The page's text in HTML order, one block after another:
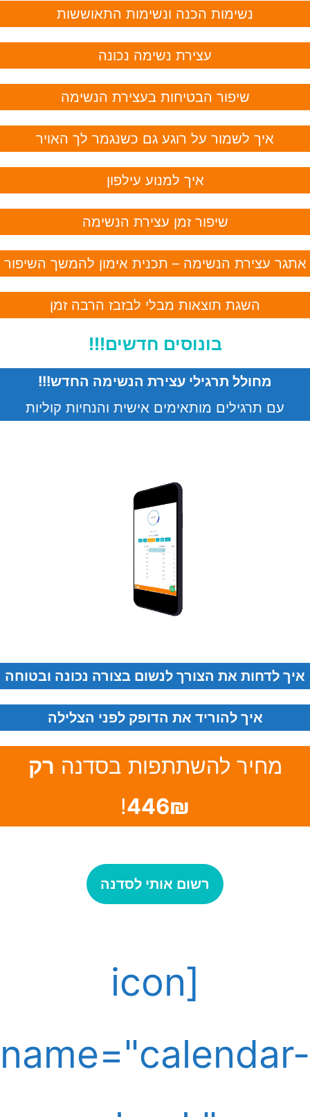
נשימות הכנה ונשימות התאוששות
עצירת נשימה נכונה
שיפור הבטיחות בעצירת הנשימה
איך לשמור על רוגע גם כשנגמר לך האויר
איך למנוע עילפון
שיפור זמן עצירת הנשימה
עצירת הנשימה – תכנית אימון להמשך השיפור
השגת תוצאות מבלי לבזבז הרבה זמן
בונוסים חדשים!!!
מחולל תרגילי עצירת הנשימה החדש!!!
עם תרגילים מותאימים אישית והנחיות קוליות
לדחות את הצורך לנשום בצורה נכונה ובטוחה
איך להוריד את הדופק לפני הצלילה
מחיר להשתתפות בסדנהרק
446₪
!
רשום אותי לסדנה
[icon